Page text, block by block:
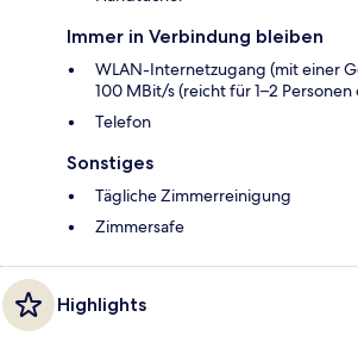
Immer in Verbindung bleiben
WLAN-Internetzugang (mit einer
100 MBit/s (reicht für 1–2
Telefon
Sonstiges
Tägliche Zimmerreinigung
Zimmersafe
Highlights